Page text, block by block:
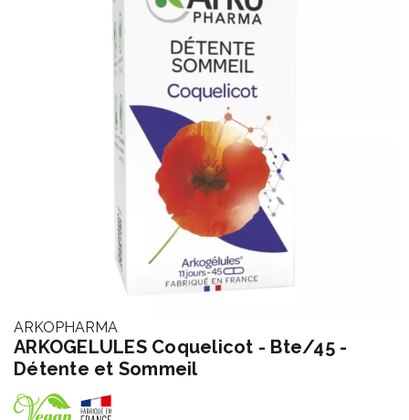
ARKOPHARMA
ARKOGELULES Coquelicot - Bte/45 -
Détente et Sommeil